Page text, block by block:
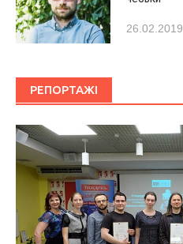
26.02.2019
РЕПОРТАЖІ